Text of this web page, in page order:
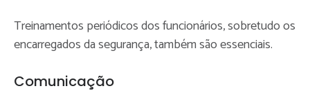
Treinamentos periódicos dos funcionários, sobretudo os
encarregados da segurança, também são essenciais.
Comunicação